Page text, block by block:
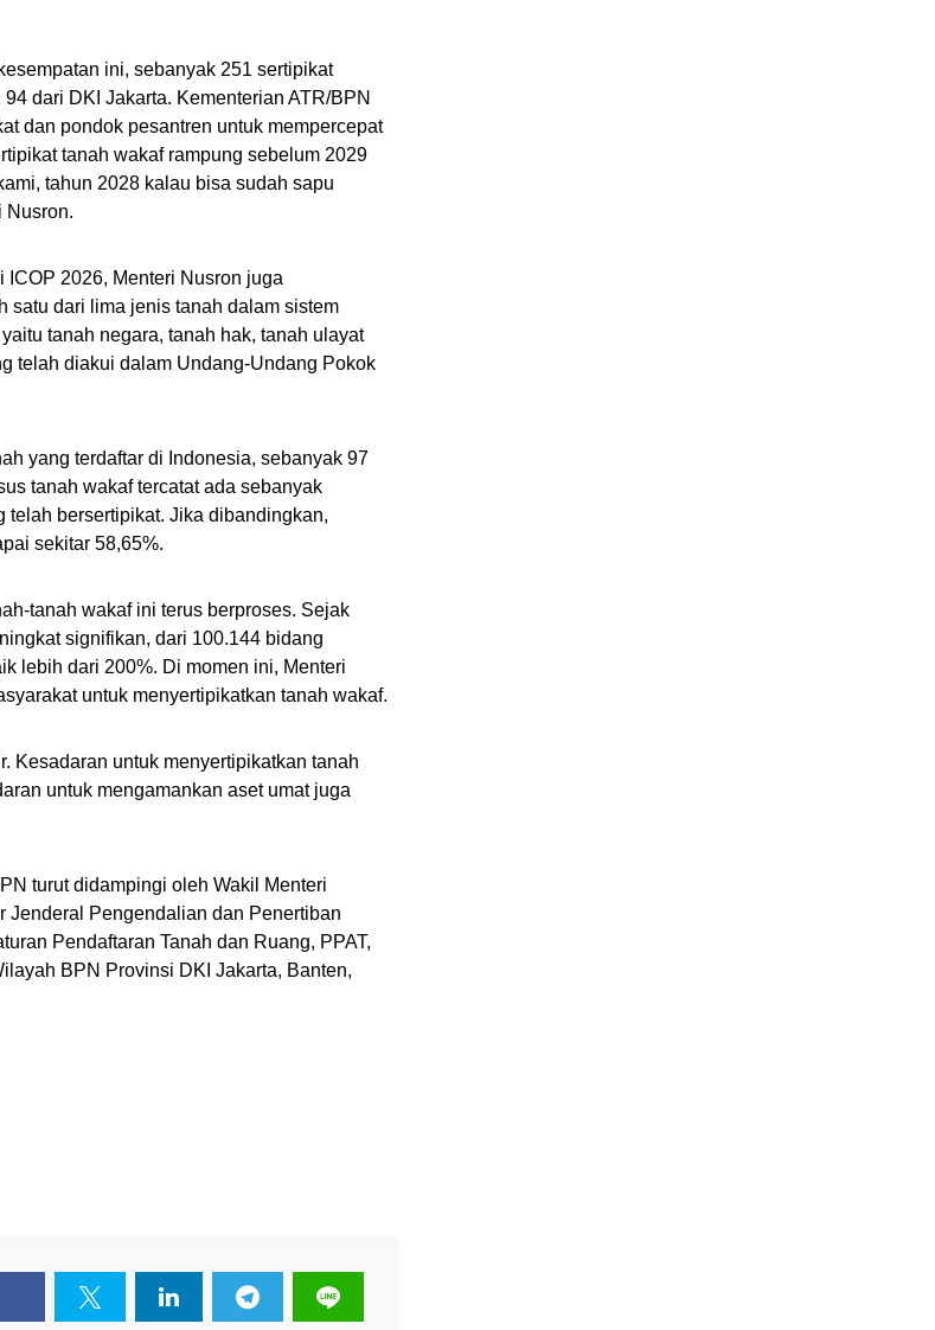
ini, sebanyak 251 sertipikat
dari DKI Jakarta. Kementerian ATR/BPN
dan pondok pesantren untuk mempercepat
tanah wakaf rampung sebelum 2029
tahun 2028 kalau bisa sudah sapu
Nusron.
2026, Menteri Nusron juga
satu dari lima jenis tanah dalam sistem
tanah negara, tanah hak, tanah ulayat
telah diakui dalam Undang-Undang Pokok
yang terdaftar di Indonesia, sebanyak 97
tanah wakaf tercatat ada sebanyak
bersertipikat. Jika dibandingkan,
sekitar 58,65%.
tanah wakaf ini terus berproses. Sejak
signifikan, dari 100.144 bidang
lebih dari 200%. Di momen ini, Menteri
untuk menyertipikatkan tanah wakaf.
Kesadaran untuk menyertipikatkan tanah
untuk mengamankan aset umat juga
turut didampingi oleh Wakil Menteri
Jenderal Pengendalian dan Penertiban
Pendaftaran Tanah dan Ruang, PPAT,
BPN Provinsi DKI Jakarta, Banten,